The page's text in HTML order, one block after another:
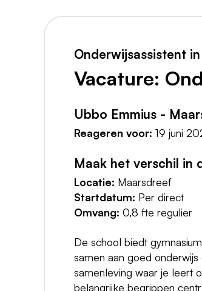
Onderwijsassistent
Vacature:
Ubbo Emmius -
Reageren voor: 19 juni
Maak het verschil in
Locatie: Maarsdreef
Startdatum: Per direct
Omvang: 0,8 fte regulier
De school biedt
samen aan goed
samenleving waar je leert
belangrijke begrippen